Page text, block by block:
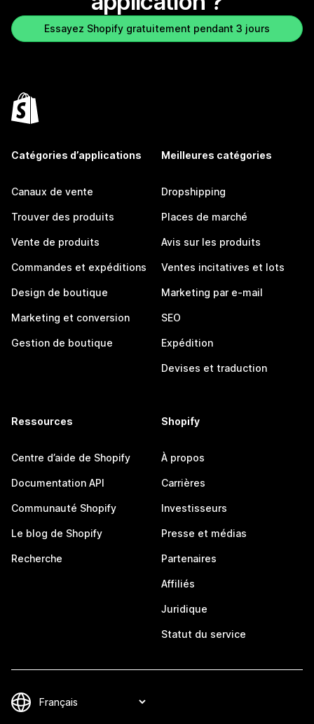
Essayez Shopify gratuitement pendant 3 jours
Catégories d’applications
Canaux de vente
Trouver des produits
Vente de produits
Commandes et expéditions
Design de boutique
Marketing et conversion
Gestion de boutique
Meilleures catégories
Dropshipping
Places de marché
Avis sur les produits
Ventes incitatives et lots
Marketing par e-mail
SEO
Expédition
Devises et traduction
Ressources
Centre d’aide de Shopify
Documentation API
Communauté Shopify
Le blog de Shopify
Recherche
Shopify
À propos
Carrières
Investisseurs
Presse et médias
Partenaires
Affiliés
Juridique
Statut du service